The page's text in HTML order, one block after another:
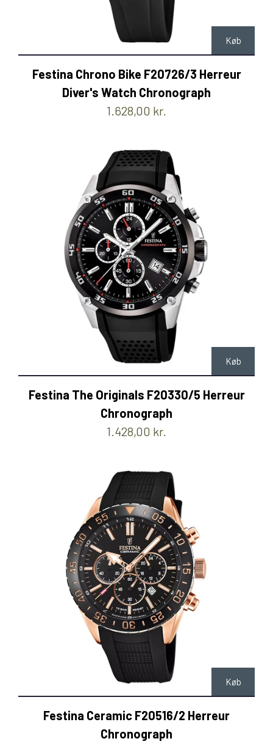
Køb
Festina Chrono Bike F20726/3 Herreur
Diver's Watch Chronograph
1.628,00 kr.
Køb
Festina The Originals F20330/5 Herreur
Chronograph
1.428,00 kr.
Køb
Festina Ceramic F20516/2 Herreur
Chronograph